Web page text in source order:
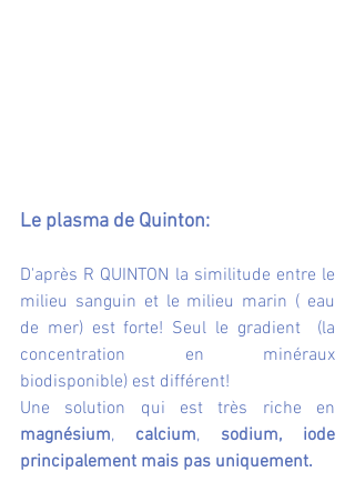
Le plasma de Quinton:
D'après R QUINTON la similitude entre le
milieu sanguin et le milieu marin ( eau
de mer) est forte! Seul le gradient  (la
concentration en minéraux
biodisponible) est différent!
magnésium, calcium, sodium, iode
principalement mais pas uniquement.